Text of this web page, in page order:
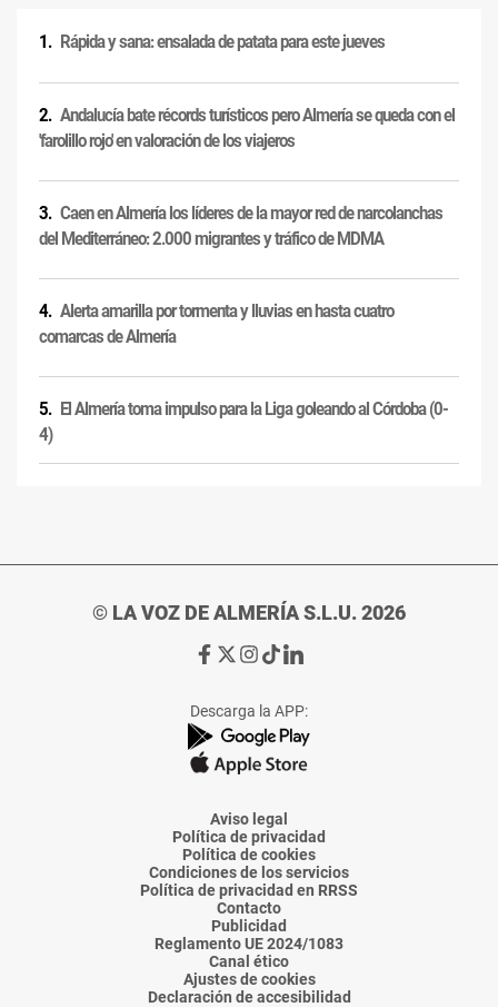
Rápida y sana: ensalada de patata para este jueves
Andalucía bate récords turísticos pero Almería se queda con el
'farolillo rojo' en valoración de los viajeros
Caen en Almería los líderes de la mayor red de narcolanchas
del Mediterráneo: 2.000 migrantes y tráfico de MDMA
Alerta amarilla por tormenta y lluvias en hasta cuatro
comarcas de Almería
El Almería toma impulso para la Liga goleando al Córdoba (0-
4)
© LA VOZ DE ALMERÍA S.L.U. 2026
Ir
de
La
Voz
Almería
Ir
de
La
Voz
Almería
Ir
de
La
Voz
Almería
Ir
de
La
Voz
Almería
Ir
de
La
Voz
Descarga la APP:
Aviso legal
Política de privacidad
Política de cookies
Condiciones de los servicios
Política de privacidad en RRSS
Contacto
Publicidad
Reglamento UE 2024/1083
Canal ético
Ajustes de cookies
Declaración de accesibilidad